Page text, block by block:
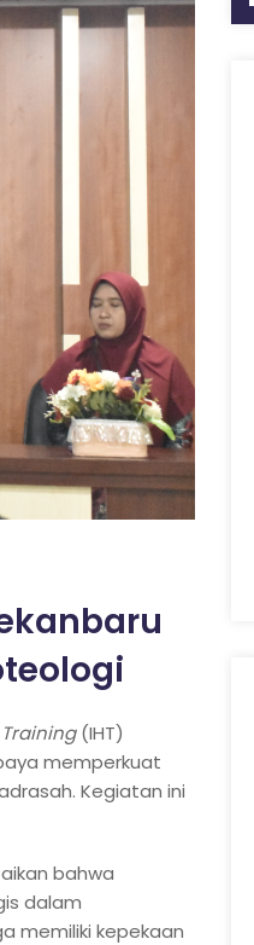
(IHT)
memperkuat
Kegiatan ini
bahwa
dalam
memiliki kepekaan